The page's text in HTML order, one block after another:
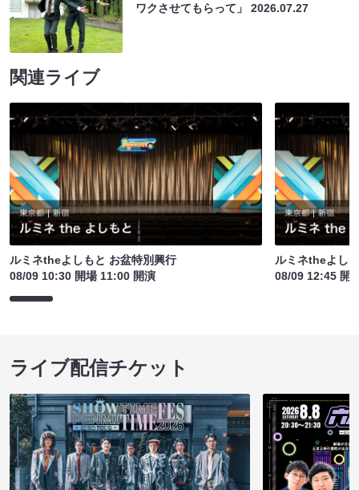
ワクさせてもらって」2026.07.27
関連ライブ
ルミネtheよしもと お盆特別興行
08/09 10:30 開場 11:00 開演
ルミネtheよし
08/09 12:45 開
ライブ配信チケット